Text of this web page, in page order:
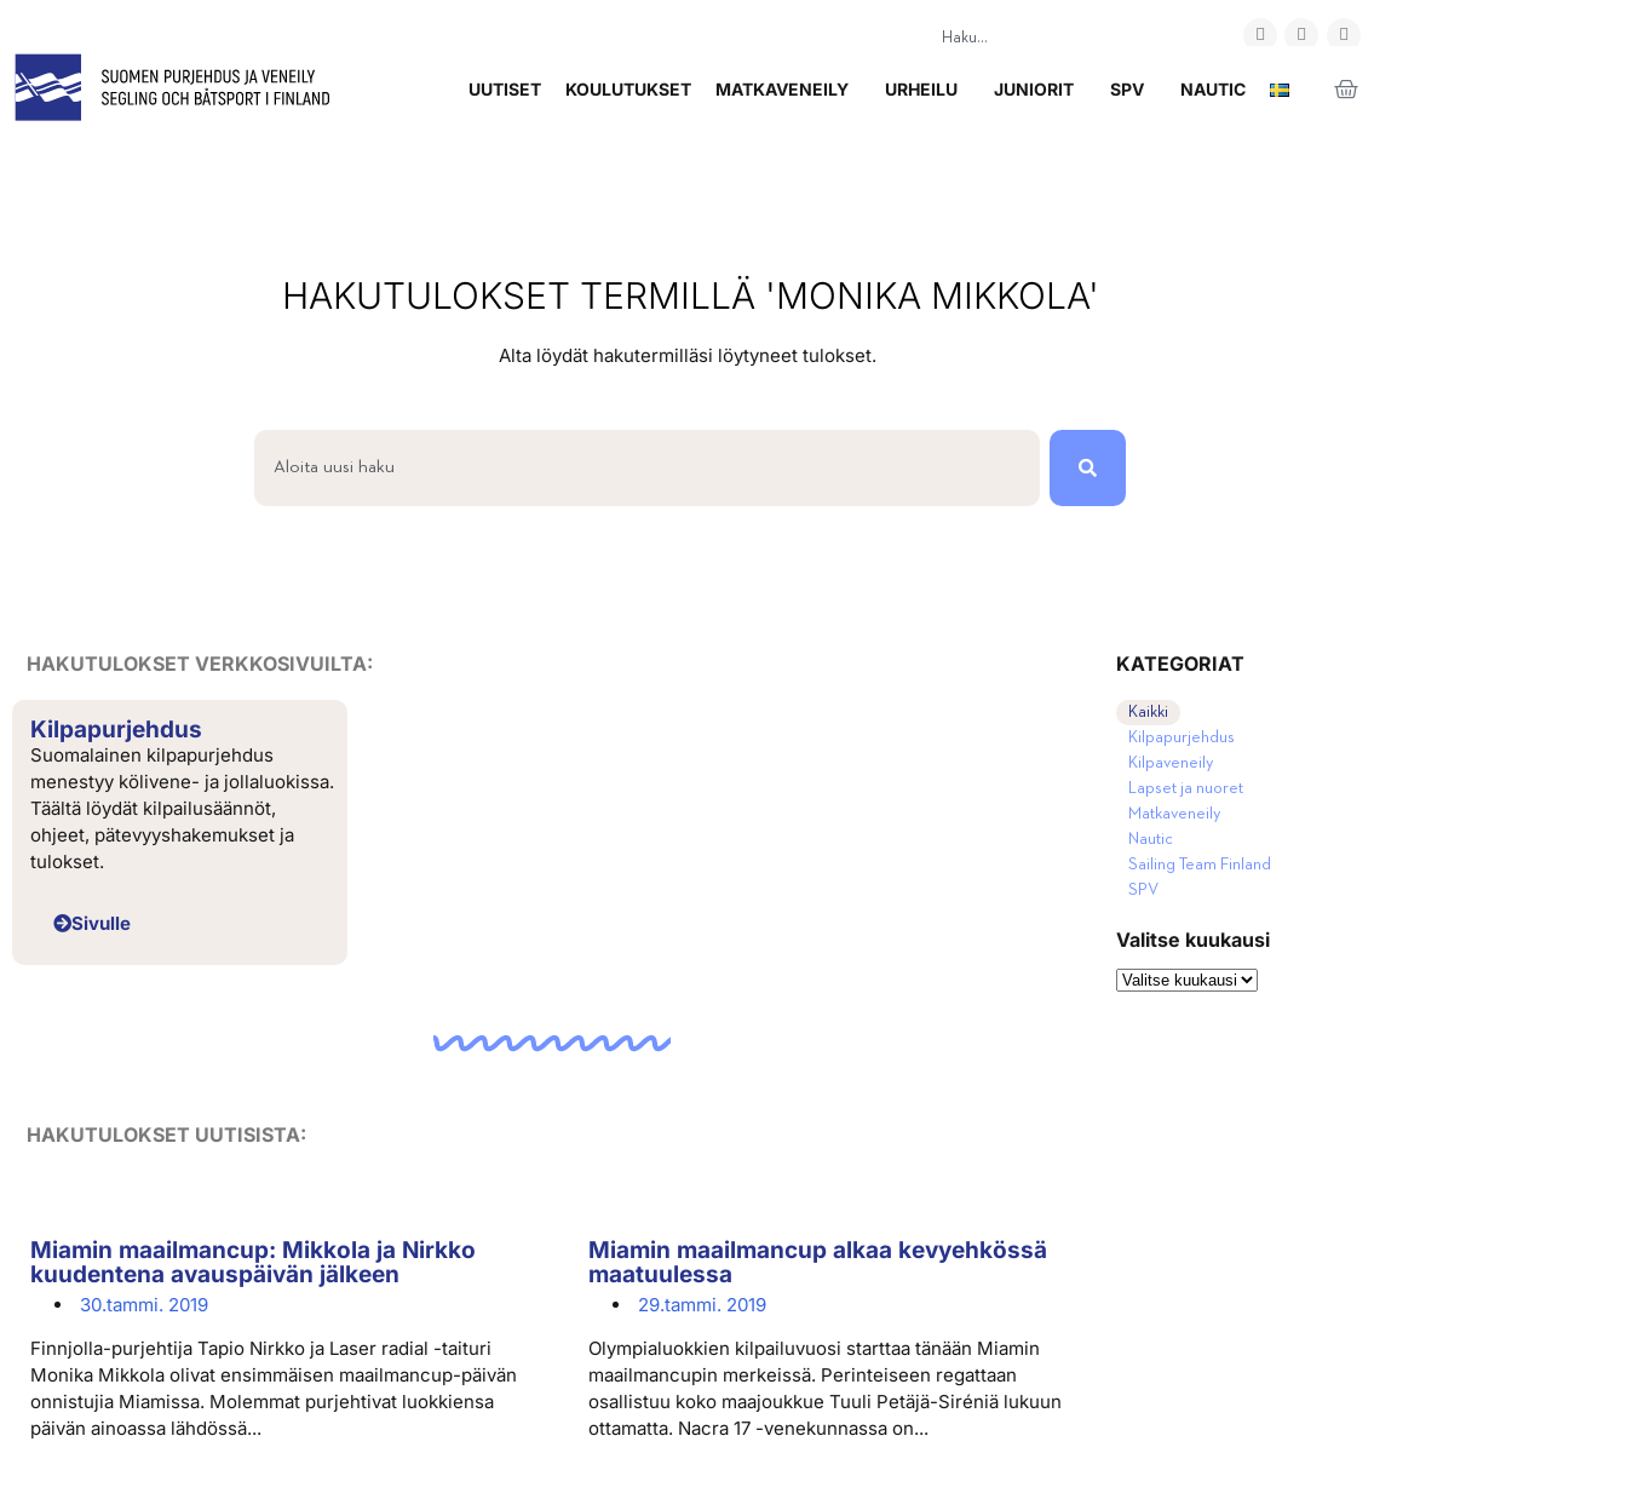
UUTISET KOULUTUKSET MATKAVENEILY URHEILU JUNIORIT SPV NAUTIC
HAKUTULOKSET TERMILLÄ 'MONIKA MIKKOLA'
Alta löydät hakutermilläsi löytyneet tulokset.
HAKUTULOKSET VERKKOSIVUILTA:
Kilpapurjehdus
Suomalainen kilpapurjehdus
menestyy kölivene- ja jollaluokissa.
Täältä löydät kilpailusäännöt,
ohjeet, pätevyyshakemukset ja
tulokset.
Sivulle
HAKUTULOKSET UUTISISTA:
Miamin maailmancup: Mikkola ja Nirkko
kuudentena avauspäivän jälkeen
30.tammi. 2019
Finnjolla-purjehtija Tapio Nirkko ja Laser radial -taituri
Monika Mikkola olivat ensimmäisen maailmancup-päivän
onnistujia Miamissa. Molemmat purjehtivat luokkiensa
päivän ainoassa lähdössä...
Miamin maailmancup alkaa kevyehkössä
maatuulessa
29.tammi. 2019
Olympialuokkien kilpailuvuosi starttaa tänään Miamin
maailmancupin merkeissä. Perinteiseen regattaan
osallistuu koko maajoukkue Tuuli Petäjä-Siréniä lukuun
ottamatta. Nacra 17 -venekunnassa on...
KATEGORIAT
Kilpapurjehdus
Kilpaveneily
Lapset ja nuoret
Matkaveneily
Nautic
Sailing Team Finland
SPV
Kaikki
Valitse kuukausi